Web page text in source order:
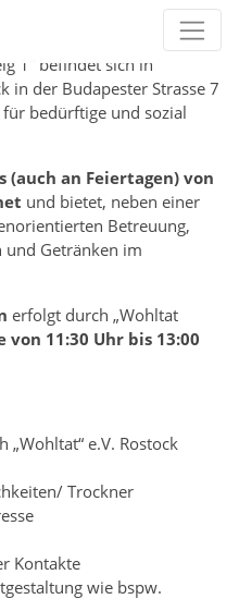
1“ befindet sich in
in der Budapester Strasse 7
bedürftige und sozial
(auch an Feiertagen) von
und bietet, neben einer
Betreuung,
und Getränken im
erfolgt durch „Wohltat
von 11:30 Uhr bis 13:00
e.V. Rostock
Trockner
Kontakte
wie bspw.